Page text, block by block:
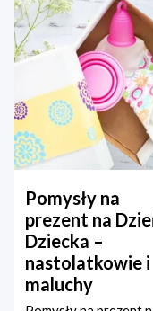
Pomysły na
prezent na
Dziecka –
nastolatkowie i
maluchy